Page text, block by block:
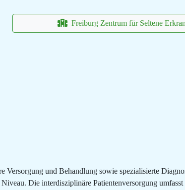
Freiburg Zentrum für Seltene
und Behandlung sowie spezialisierte
Die interdisziplinäre Patientenversorgung